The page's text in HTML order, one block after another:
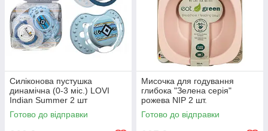
Силіконова пустушка
динамічна (0-3 міс.) LOVI
Indian Summer 2 шт
(5903407228556)
Готово до відправки
Мисочка для годування
глибока "Зелена серія"
рожева NIP 2 шт.
(4000821370654)
Готово до відправки